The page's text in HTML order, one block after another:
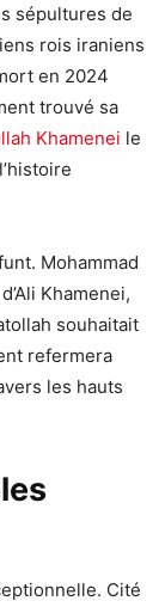
sépultures de
rois iraniens
en 2024
trouvé sa
Khamenei le
Mohammad
Khamenei,
souhaitait
refermera
les hauts
Cité